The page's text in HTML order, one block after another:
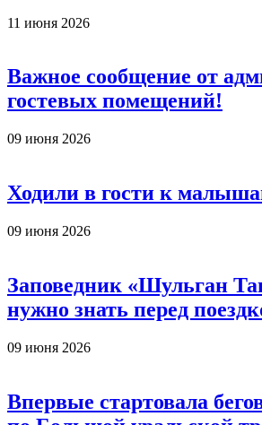
11 июня 2026
Важное сообщение от
гостевых помещений!
09 июня 2026
Ходили в гости к
09 июня 2026
Заповедник «Шульган
нужно знать перед
09 июня 2026
Впервые стартовала